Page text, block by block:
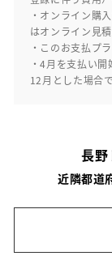
・オンライン購
はオンライン見
・このお支払プ
・4月を支払い
12月とした場合で
長野
近隣都道